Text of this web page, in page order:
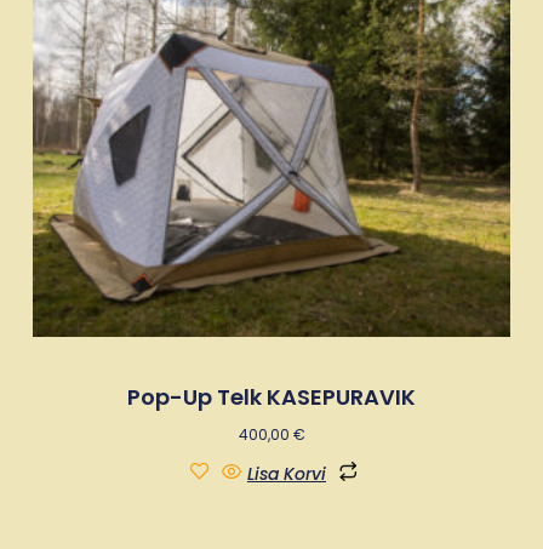
Pop-Up Telk KASEPURAVIK
400,00 €
Lisa Korvi